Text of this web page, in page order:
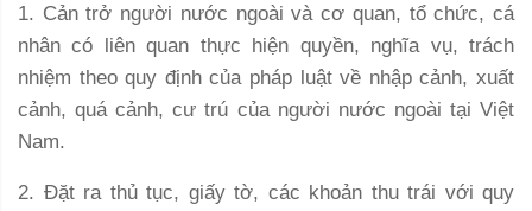
1. Cản trở người nước ngoài và cơ quan, tổ chức, cá
nhân có liên quan thực hiện quyền, nghĩa vụ, trách
nhiệm theo quy định của pháp luật về nhập cảnh, xuất
cảnh, quá cảnh, cư trú của người nước ngoài tại Việt
Nam.
2. Đặt ra thủ tục, giấy tờ, các khoản thu trái với quy